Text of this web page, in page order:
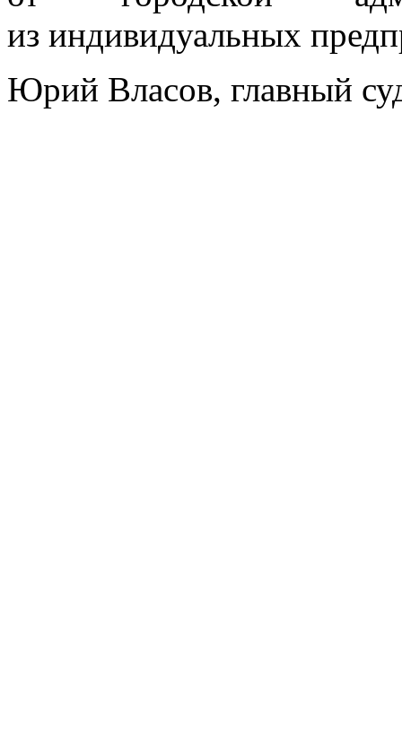
из индивидуальных
Юрий Власов, главный